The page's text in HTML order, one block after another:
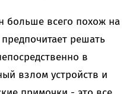
больше всего похож на
решать
в
взлом устройств и